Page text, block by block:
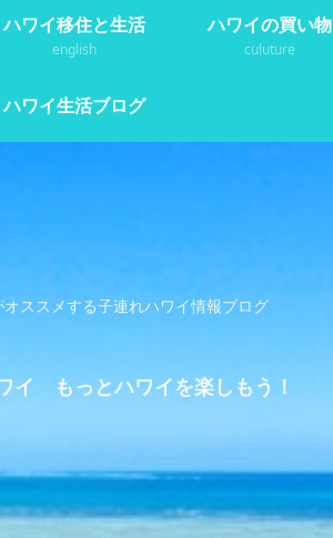
ススメする子連れハワイ情報ブログ
イ もっとハワイを楽しもう！
ハワイ移住と生活
english
ハワイの買い物
culuture
ハワイ生活ブログ